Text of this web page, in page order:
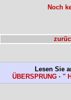
Noch
Lesen Sie
ÜBERSPRUNG · "